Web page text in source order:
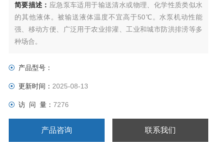
简要描述： 应急泵车适用于输送清水或物理、化学性质类似水
的其他液体。被输送液体温度不宜高于50℃。水泵机动性能
强、移动方便、广泛用于农业排灌、工业和城市防洪排涝等多
种场合。
产品型号：
更新时间： 2025-08-13
访 问 量： 7276
产品咨询 联系我们